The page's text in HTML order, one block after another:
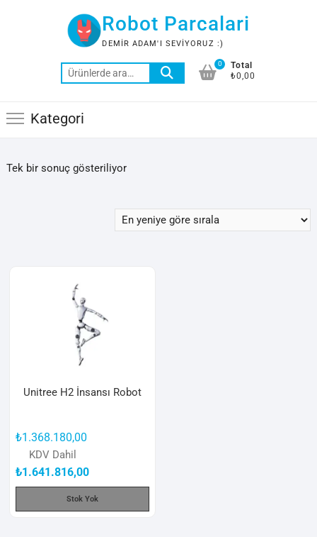
Robot Parcalari
DEMIR ADAM'I SEVIYORUZ :)
Ara:
0
Total
₺0,00
Kategori
Tek bir sonuç gösteriliyor
Unitree H2 İnsansı Robot
₺1.368.180,00
KDV Dahil
₺1.641.816,00
Stok Yok